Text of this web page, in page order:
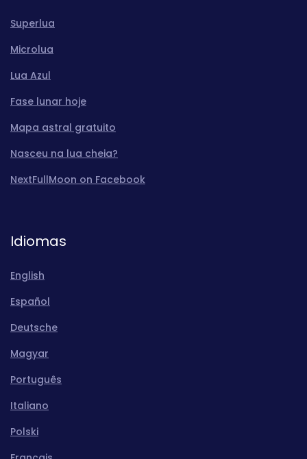
Superlua
Microlua
Lua Azul
Fase lunar hoje
Mapa astral gratuito
Nasceu na lua cheia?
NextFullMoon on Facebook
Idiomas
English
Español
Deutsche
Magyar
Português
Italiano
Polski